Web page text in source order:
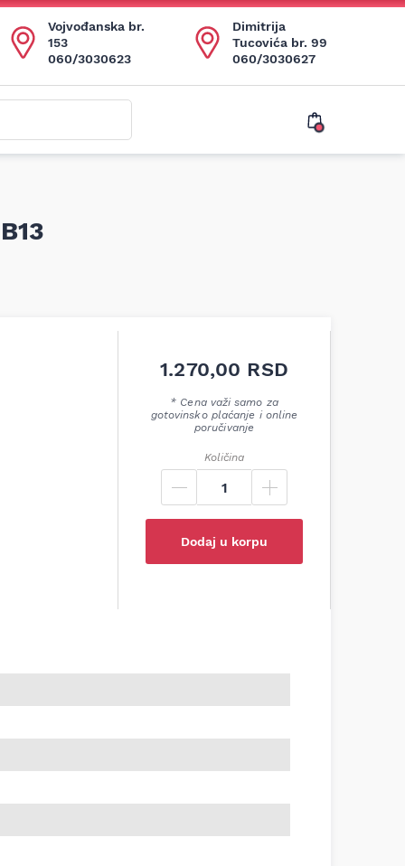
Vojvođanska br.
153
060/3030623
Dimitrija
Tucovića br. 99
060/3030627
1.270,00 RSD
* Cena važi samo za
gotovinsko plaćanje i online
poručivanje
Količina
Dodaj u korpu